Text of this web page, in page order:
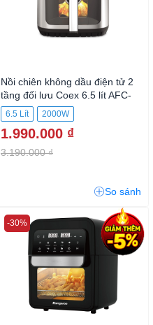
Nồi chiên không dầu điện tử 2
tầng đối lưu Coex 6.5 lít AFC-
3130DH
6.5 Lít 2000W
1.990.000 ₫
3.190.000 ₫
So sánh
-30%